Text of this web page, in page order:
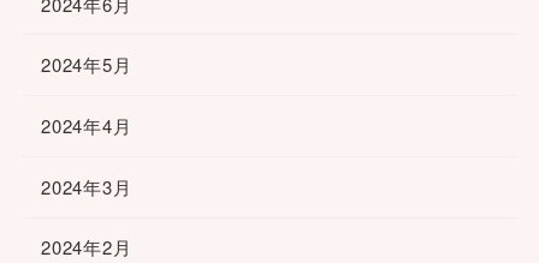
2024年5月
2024年4月
2024年3月
2024年2月